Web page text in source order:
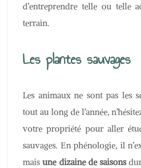
d’entreprendre telle ou telle
terrain.
Les plantes sauvages
Les animaux ne sont pas les
tout au long de l’année,
votre propriété pour aller
sauvages. En phénologie, il
maisune dizaine de saisons